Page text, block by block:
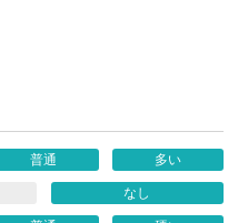
普通 多い
なし